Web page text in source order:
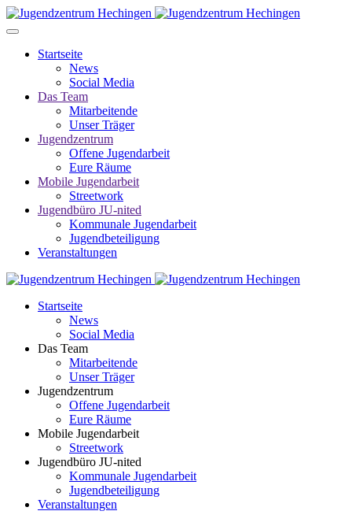
Startseite
News
Social Media
Das Team
Mitarbeitende
Unser Träger
Jugendzentrum
Offene Jugendarbeit
Eure Räume
Mobile Jugendarbeit
Streetwork
Jugendbüro JU-nited
Kommunale Jugendarbeit
Jugendbeteiligung
Veranstaltungen
Startseite
News
Social Media
Das Team
Mitarbeitende
Unser Träger
Jugendzentrum
Offene Jugendarbeit
Eure Räume
Mobile Jugendarbeit
Streetwork
Jugendbüro JU-nited
Kommunale Jugendarbeit
Jugendbeteiligung
Veranstaltungen